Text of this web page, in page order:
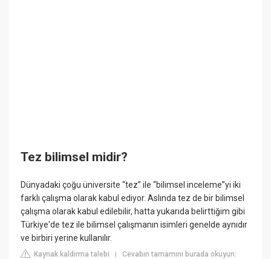
Tez bilimsel midir?
Dünyadaki çoğu üniversite “tez” ile “bilimsel inceleme”yi iki
farklı çalışma olarak kabul ediyor. Aslında tez de bir bilimsel
çalışma olarak kabul edilebilir, hatta yukarıda belirttiğim gibi
Türkiye'de tez ile bilimsel çalışmanın isimleri genelde aynıdır
ve birbiri yerine kullanılır.
Kaynak kaldırma talebi |Cevabın tamamını burada okuyun: